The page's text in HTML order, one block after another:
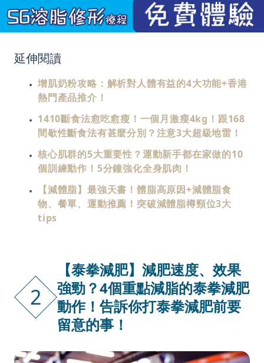
延伸閱讀
增肌奶粉攻略：解析對人體有益的4大功能+香港
熱門產品推介！
1410斷食法愈吃愈瘦！一個月激瘦4kg！跟168
間歇性斷食法有甚麼分別？注意3大超級地雷！
核心肌群的5大重要性？運動新手都在家做的10
個訓練動作！5分鐘強化全身肌肉！
【減體脂】最強天書！體脂高原因+減體脂食
物、餐單、運動推薦！突破減體脂樽頸位3大
tips
2
【泰拳減肥】減肥速度、效果
強勁？4個重點減脂的泰拳減肥
動作！告訴你打泰拳減肥前要
留意的事！